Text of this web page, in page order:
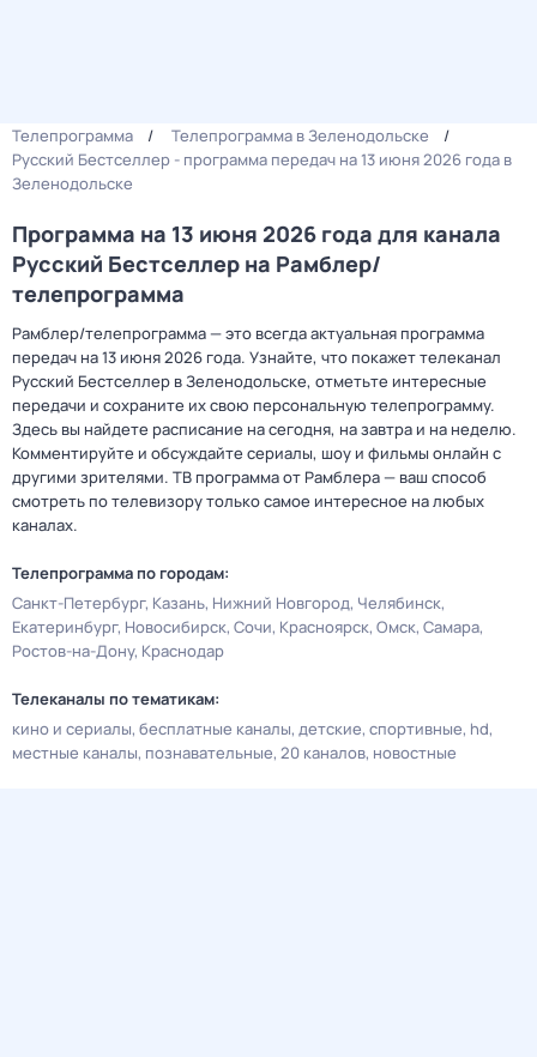
Телепрограмма
Телепрограмма в Зеленодольске
Русский Бестселлер - программа передач на 13 июня 2026 года в
Зеленодольске
Программа на 13 июня 2026 года для канала
Русский Бестселлер на Рамблер/
телепрограмма
Рамблер/телепрограмма — это всегда актуальная программа
передач на 13 июня 2026 года. Узнайте, что покажет телеканал
Русский Бестселлер в Зеленодольске, отметьте интересные
передачи и сохраните их свою персональную телепрограмму.
Здесь вы найдете расписание на сегодня, на завтра и на неделю.
Комментируйте и обсуждайте сериалы, шоу и фильмы онлайн с
другими зрителями. ТВ программа от Рамблера — ваш способ
смотреть по телевизору только самое интересное на любых
каналах.
Телепрограмма по городам:
Санкт-Петербург Казань Нижний Новгород Челябинск
Екатеринбург Новосибирск Сочи Красноярск Омск Самара
Ростов-на-Дону Краснодар
Телеканалы по тематикам:
кино и сериалы бесплатные каналы детские спортивные hd
местные каналы познавательные 20 каналов новостные